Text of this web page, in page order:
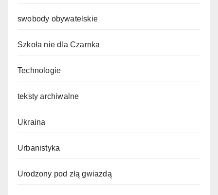
swobody obywatelskie
Szkoła nie dla Czarnka
Technologie
teksty archiwalne
Ukraina
Urbanistyka
Urodzony pod złą gwiazdą